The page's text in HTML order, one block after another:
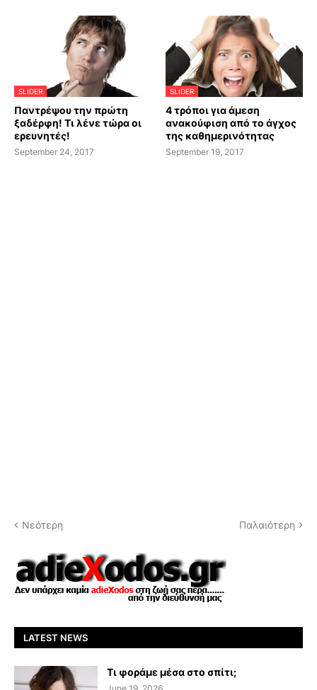
SLIDER
Παντρέψου την πρώτη
ξαδέρφη! Τι λένε τώρα οι
ερευνητές!
September 24, 2017
SLIDER
4 τρόποι για άμεση
ανακούφιση από το άγχος
της καθημερινότητας
September 19, 2017
Νεότερη Παλαιότερη
LATEST NEWS
Τι φοράμε μέσα στο σπίτι;